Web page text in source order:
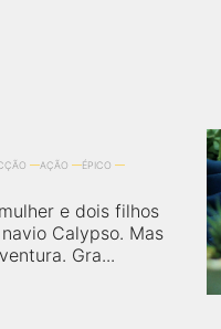
AÇÃO
ÉPICO
e dois filhos
Calypso. Mas
Gra...